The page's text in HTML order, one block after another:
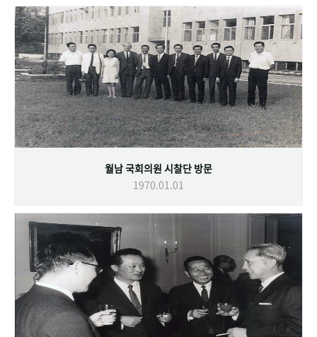
월남 국회의원 시찰단 방문
1970.01.01